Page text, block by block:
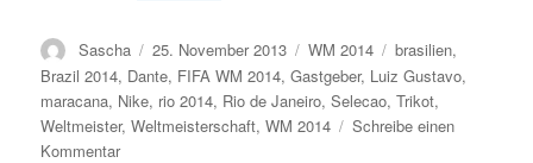
Autor
Sascha
Veröffentlicht
am
25. November 2013 Kategorien
WM 2014 Schlagwörter
brasilien,
Brazil 2014, Dante, FIFA WM 2014,Gastgeber, Luiz Gustavo,
maracana, Nike, rio 2014, Rio de Janeiro,Selecao,Trikot,
Weltmeister,Weltmeisterschaft,WM 2014
Schreibe einen
Kommentarzu